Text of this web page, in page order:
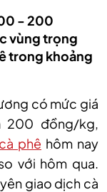
- 200
vùng trọng
trong khoảng
có mức giá
200 đồng/kg,
cà phê hôm nay
với hôm qua.
giao dịch cà